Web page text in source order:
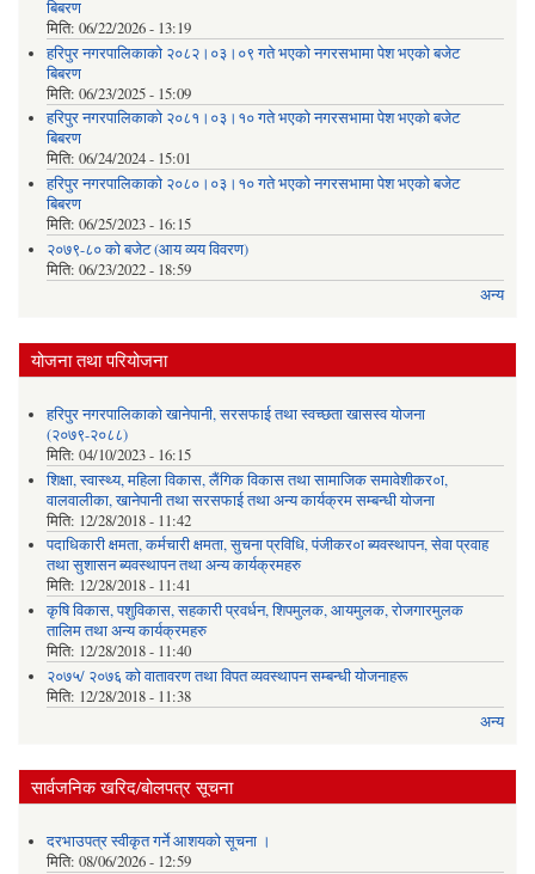
बिबरण
मिति: 06/22/2026 - 13:19
हरिपुर नगरपालिकाको २०८२।०३।०९ गते भएको नगरसभामा पेश भएको बजेट
बिबरण
मिति: 06/23/2025 - 15:09
हरिपुर नगरपालिकाको २०८१।०३।१० गते भएको नगरसभामा पेश भएको बजेट
बिबरण
मिति: 06/24/2024 - 15:01
हरिपुर नगरपालिकाको २०८०।०३।१० गते भएको नगरसभामा पेश भएको बजेट
बिबरण
मिति: 06/25/2023 - 16:15
२०७९-८० को बजेट (आय व्यय विवरण)
मिति: 06/23/2022 - 18:59
अन्य
योजना तथा परियोजना
हरिपुर नगरपालिकाको खानेपानी, सरसफाई तथा स्वच्छता खासस्व योजना
(२०७९-२०८८)
मिति: 04/10/2023 - 16:15
शिक्षा, स्वास्थ्य, महिला विकास, लैंगिक विकास तथा सामाजिक समावेशीकर०ा,
वालवालीका, खानेपानी तथा सरसफाई तथा अन्य कार्यक्रम सम्बन्धी योजना
मिति: 12/28/2018 - 11:42
पदाधिकारी क्षमता, कर्मचारी क्षमता, सुचना प्रविधि, पंजीकर०ा ब्यवस्थापन, सेवा प्रवाह
तथा सुशासन ब्यवस्थापन तथा अन्य कार्यक्रमहरु
मिति: 12/28/2018 - 11:41
कृषि विकास, पशुविकास, सहकारी प्रवर्धन, शिपमुलक, आयमुलक, रोजगारमुलक
तालिम तथा अन्य कार्यक्रमहरु
मिति: 12/28/2018 - 11:40
२०७५/ २०७६ को वातावरण तथा विपत व्यवस्थापन सम्बन्धी योजनाहरू
मिति: 12/28/2018 - 11:38
अन्य
सार्वजनिक खरिद/बोलपत्र सूचना
दरभाउपत्र स्वीकृत गर्ने आशयको सूचना ।
मिति: 08/06/2026 - 12:59